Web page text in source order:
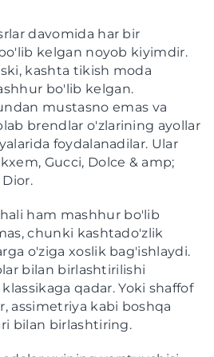
davomida har bir
kelgan noyob kiyimdir.
kashta tikish moda
bo'lib kelgan.
mustasno emas va
brendlar o'zlarining ayollar
foydalanadilar. Ular
Gucci, Dolce & amp;
ham mashhur bo'lib
chunki kashtado'zlik
o'ziga xoslik bag'ishlaydi.
bilan birlashtirilishi
qadar. Yoki shaffof
assimetriya kabi boshqa
bilan birlashtiring.